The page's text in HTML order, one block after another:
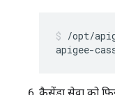
/opt/
apigee-